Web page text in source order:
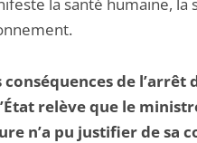
de l’arrêt
relève que le
n’a pu justifier de sa